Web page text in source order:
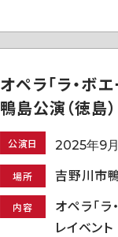
オペラ「ラ・ボ
鴨島公演（徳島）
公演日 2025年9
場所 吉野川市
内容
オペラ「
レイベン